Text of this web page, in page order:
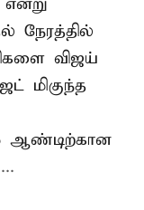
நேரத்தில்
விஜய்
மிகுந்த
ஆண்டிற்கான